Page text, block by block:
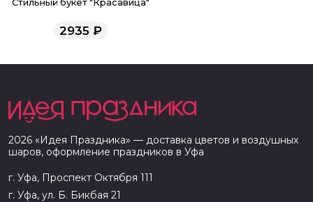
Стильный букет "Красавица"
2935₽
2026 «Идея Праздника» — доставка цветов и воздушных
шаров, оформление праздников в Уфа
г. Уфа, Проспект Октября 111
г. Уфа, ул. Б. Бикбая 21